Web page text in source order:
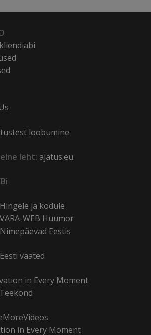
loobumine
leht: ajatus.eu
ja kodule
WEB Huumor
Eestis
vaated
in Every Moment
in Every Moment